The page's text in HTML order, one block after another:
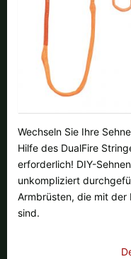
Wechseln Sie Ihre
Hilfe des DualFire
erforderlich! DIY-
unkompliziert
Armbrüsten, die mit der
sind.
weitere Länder, siehe unten
Alle
Sollte Ihr Land nicht
"Deutschland" aus.